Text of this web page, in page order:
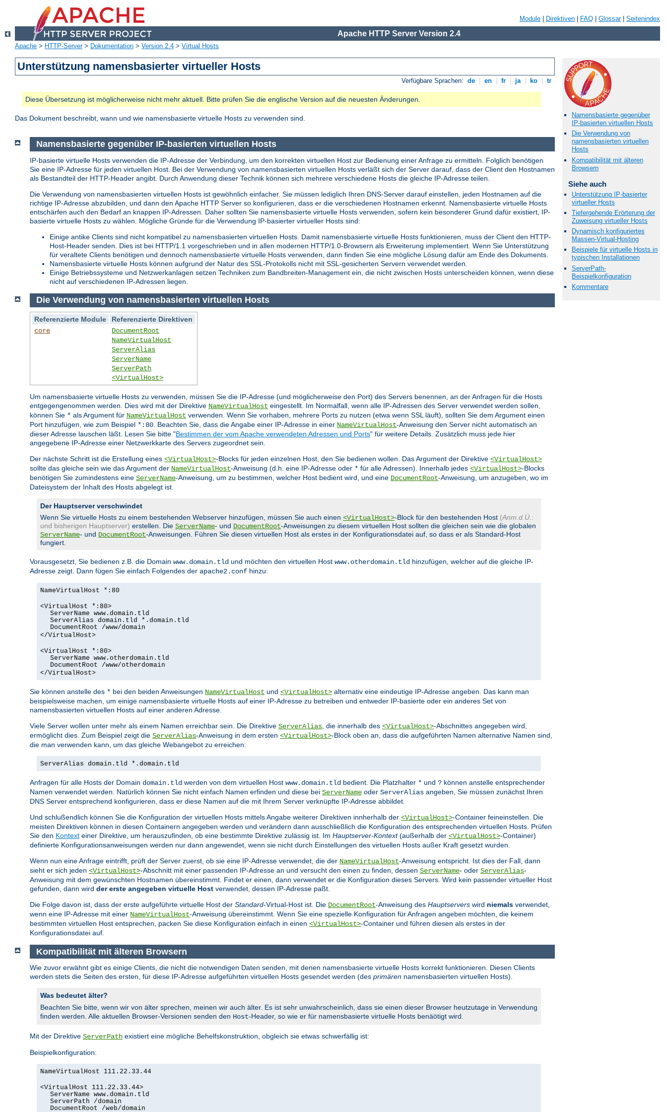
Module Direktiven FAQ Glossar| Seitenindex
Apache HTTP Server Version 2.4
Apache > HTTP-Server> Dokumentation > Version 2.4 > Virtual Hosts
Unterstützung namensbasierter virtueller Hosts
Verfügbare Sprachen: de en fr ja ko tr
Diese Übersetzung ist möglicherweise nicht mehr aktuell. Bitte prüfen Sie die englische Version auf die neuesten Änderungen.
Das Dokument beschreibt, wann und wie namensbasierte virtuelle Hosts zu verwenden sind.
Namensbasierte gegenüber
IP-basierten virtuellen Hosts
Die Verwendung von
namensbasierten virtuellen
Hosts
Kompatibilität mit älteren
Browsern
Siehe auch
Unterstützung IP-basierter
virtueller Hosts
Tiefergehende Erörterung der
Zuweisung virtueller Hosts
Dynamisch konfiguriertes
Massen-Virtual-Hosting
Beispiele für virtuelle Hosts in
typischen Installationen
ServerPath-
Beispielkonfiguration
Kommentare
Namensbasierte gegenüber IP-basierten virtuellen Hosts
IP-basierte virtuelle Hosts verwenden die IP-Adresse der Verbindung, um den korrekten virtuellen Host zur Bedienung einer Anfrage zu ermitteln. Folglich benötigen
Sie eine IP-Adresse für jeden virtuellen Host. Bei der Verwendung von namensbasierten virtuellen Hosts verläßt sich der Server darauf, dass der Client den Hostnamen
als Bestandteil der HTTP-Header angibt. Durch Anwendung dieser Technik können sich mehrere verschiedene Hosts die gleiche IP-Adresse teilen.
Die Verwendung von namensbasierten virtuellen Hosts ist gewöhnlich einfacher. Sie müssen lediglich Ihren DNS-Server darauf einstellen, jeden Hostnamen auf die
richtige IP-Adresse abzubilden, und dann den Apache HTTP Server so konfigurieren, dass er die verschiedenen Hostnamen erkennt. Namensbasierte virtuelle Hosts
entschärfen auch den Bedarf an knappen IP-Adressen. Daher sollten Sie namensbasierte virtuelle Hosts verwenden, sofern kein besonderer Grund dafür existiert, IP-
basierte virtuelle Hosts zu wählen. Mögliche Gründe für die Verwendung IP-basierter virtueller Hosts sind:
Einige antike Clients sind nicht kompatibel zu namensbasierten virtuellen Hosts. Damit namensbasierte virtuelle Hosts funktionieren, muss der Client den HTTP-
Host-Header senden. Dies ist bei HTTP/1.1 vorgeschrieben und in allen modernen HTTP/1.0-Browsern als Erweiterung implementiert. Wenn Sie Unterstützung
für veraltete Clients benötigen und dennoch namensbasierte virtuelle Hosts verwenden, dann finden Sie eine mögliche Lösung dafür am Ende des Dokuments.
Namensbasierte virtuelle Hosts können aufgrund der Natur des SSL-Protokolls nicht mit SSL-gesicherten Servern verwendet werden.
Einige Betriebssysteme und Netzwerkanlagen setzen Techniken zum Bandbreiten-Management ein, die nicht zwischen Hosts unterscheiden können, wenn diese
nicht auf verschiedenen IP-Adressen liegen.
Die Verwendung von namensbasierten virtuellen Hosts
Referenzierte Module
Referenzierte Direktiven
core
DocumentRoot
NameVirtualHost
ServerAlias
ServerName
ServerPath
<VirtualHost>
Um namensbasierte virtuelle Hosts zu verwenden, müssen Sie die IP-Adresse (und möglicherweise den Port) des Servers benennen, an der Anfragen für die Hosts
entgegengenommen werden. Dies wird mit der Direktive NameVirtualHost eingestellt. Im Normalfall, wenn alle IP-Adressen des Server verwendet werden sollen,
können Sie * als Argument für NameVirtualHost verwenden. Wenn Sie vorhaben, mehrere Ports zu nutzen (etwa wenn SSL läuft), sollten Sie dem Argument einen
Port hinzufügen, wie zum Beispiel *:80 . Beachten Sie, dass die Angabe einer IP-Adresse in einer NameVirtualHost-Anweisung den Server nicht automatisch an
dieser Adresse lauschen läßt. Lesen Sie bitte "Bestimmen der vom Apache verwendeten Adressen und Ports" für weitere Details. Zusätzlich muss jede hier
angegebene IP-Adresse einer Netzwerkkarte des Servers zugeordnet sein.
Der nächste Schritt ist die Erstellung eines <VirtualHost>-Blocks für jeden einzelnen Host, den Sie bedienen wollen. Das Argument der Direktive <VirtualHost>
sollte das gleiche sein wie das Argument der NameVirtualHost-Anweisung (d.h. eine IP-Adresse oder * für alle Adressen). Innerhalb jedes <VirtualHost>-Blocks
benötigen Sie zumindestens eine ServerName-Anweisung, um zu bestimmen, welcher Host bedient wird, und eine DocumentRoot-Anweisung, um anzugeben, wo im
Dateisystem der Inhalt des Hosts abgelegt ist.
Der Hauptserver verschwindet
Wenn Sie virtuelle Hosts zu einem bestehenden Webserver hinzufügen, müssen Sie auch einen <VirtualHost>-Block für den bestehenden Host (Anm.d.Ü.:
und bisherigen Hauptserver) erstellen. Die ServerName- und DocumentRoot-Anweisungen zu diesem virtuellen Host sollten die gleichen sein wie die globalen
ServerName- und DocumentRoot-Anweisungen. Führen Sie diesen virtuellen Host als erstes in der Konfigurationsdatei auf, so dass er als Standard-Host
fungiert.
Vorausgesetzt, Sie bedienen z.B. die Domain www.domain.tld und möchten den virtuellen Host www.otherdomain.tld hinzufügen, welcher auf die gleiche IP-
Adresse zeigt. Dann fügen Sie einfach Folgendes der apache2.conf hinzu:
NameVirtualHost *:80
<VirtualHost *:80>
ServerName www.domain.tld
ServerAlias domain.tld *.domain.tld
DocumentRoot /www/domain
</VirtualHost>
<VirtualHost *:80>
ServerName www.otherdomain.tld
DocumentRoot /www/otherdomain
</VirtualHost>
Sie können anstelle des * bei den beiden Anweisungen NameVirtualHost und <VirtualHost> alternativ eine eindeutige IP-Adresse angeben. Das kann man
beispielsweise machen, um einige namensbasierte virtuelle Hosts auf einer IP-Adresse zu betreiben und entweder IP-basierte oder ein anderes Set von
namensbasierten virtuellen Hosts auf einer anderen Adresse.
Viele Server wollen unter mehr als einem Namen erreichbar sein. Die Direktive ServerAlias , die innerhalb des <VirtualHost>-Abschnittes angegeben wird,
ermöglicht dies. Zum Beispiel zeigt die ServerAlias-Anweisung in dem ersten <VirtualHost>-Block oben an, dass die aufgeführten Namen alternative Namen sind,
die man verwenden kann, um das gleiche Webangebot zu erreichen:
ServerAlias domain.tld *.domain.tld
Anfragen für alle Hosts der Domain domain.tld werden von dem virtuellen Host www.domain.tld bedient. Die Platzhalter * und ? können anstelle entsprechender
Namen verwendet werden. Natürlich können Sie nicht einfach Namen erfinden und diese bei ServerName oder ServerAlias angeben, Sie müssen zunächst Ihren
DNS Server entsprechend konfigurieren, dass er diese Namen auf die mit Ihrem Server verknüpfte IP-Adresse abbildet.
Und schlußendlich können Sie die Konfiguration der virtuellen Hosts mittels Angabe weiterer Direktiven innherhalb der <VirtualHost>-Container feineinstellen. Die
meisten Direktiven können in diesen Containern angegeben werden und verändern dann ausschließlich die Konfiguration des entsprechenden virtuellen Hosts. Prüfen
Sie den Kontext einer Direktive, um herauszufinden, ob eine bestimmte Direktive zulässig ist. Im Hauptserver-Kontext(außerhalb der <VirtualHost>-Container)
definierte Konfigurationsanweisungen werden nur dann angewendet, wenn sie nicht durch Einstellungen des virtuellen Hosts außer Kraft gesetzt wurden.
Wenn nun eine Anfrage eintrifft, prüft der Server zuerst, ob sie eine IP-Adresse verwendet, die der NameVirtualHost-Anweisung entspricht. Ist dies der Fall, dann
sieht er sich jeden <VirtualHost>-Abschnitt mit einer passenden IP-Adresse an und versucht den einen zu finden, dessen ServerName- oder ServerAlias-
Anweisung mit dem gewünschten Hostnamen übereinstimmt. Findet er einen, dann verwendet er die Konfiguration dieses Servers. Wird kein passender virtueller Host
gefunden, dann wird der erste angegeben virtuelle Host verwendet, dessen IP-Adresse paßt.
Die Folge davon ist, dass der erste aufgeführte virtuelle Host der Standard-Virtual-Host ist. Die DocumentRoot-Anweisung des Hauptservers wird niemals verwendet,
wenn eine IP-Adresse mit einer NameVirtualHost-Anweisung übereinstimmt. Wenn Sie eine spezielle Konfiguration für Anfragen angeben möchten, die keinem
bestimmten virtuellen Host entsprechen, packen Sie diese Konfiguration einfach in einen <VirtualHost>-Container und führen diesen als erstes in der
Konfigurationsdatei auf.
Kompatibilität mit älteren Browsern
Wie zuvor erwähnt gibt es einige Clients, die nicht die notwendigen Daten senden, mit denen namensbasierte virtuelle Hosts korrekt funktionieren. Diesen Clients
werden stets die Seiten des ersten, für diese IP-Adresse aufgeführten virtuellen Hosts gesendet werden (des primären namensbasierten virtuellen Hosts).
Was bedeutet älter?
Beachten Sie bitte, wenn wir von älter sprechen, meinen wir auch älter. Es ist sehr unwahrscheinlich, dass sie einen dieser Browser heutzutage in Verwendung
finden werden. Alle aktuellen Browser-Versionen senden den Host-Header, so wie er für namensbasierte virtuelle Hosts benäötigt wird.
Mit der Direktive ServerPath existiert eine mögliche Behelfskonstruktion, obgleich sie etwas schwerfällig ist:
Beispielkonfiguration:
NameVirtualHost 111.22.33.44
<VirtualHost 111.22.33.44>
ServerName www.domain.tld
ServerPath /domain
DocumentRoot /web/domain